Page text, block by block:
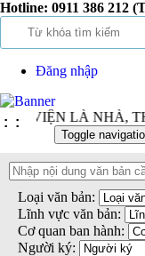
Hotline: 0911 386 212
Đăng nhập
: : VIỆN LÀ NHÀ,
Toggle
Loại văn bản:
Lĩnh vực văn bản:
Cơ quan ban hành:
Người ký: